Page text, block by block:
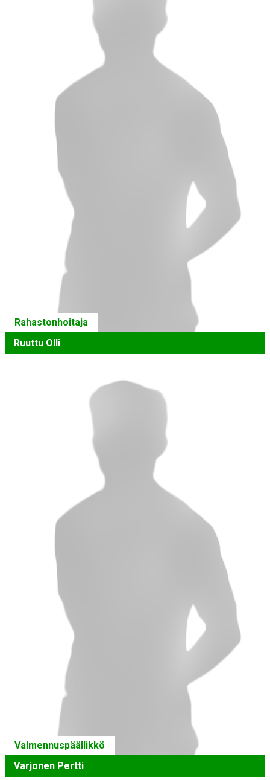
Rahastonhoitaja
Ruuttu Olli
Valmennuspäällikkö
Varjonen Pertti